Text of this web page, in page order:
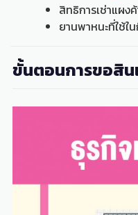
สิทธิการเช่าแผง
ยานพาหนะที่ใช้ใ
ขั้นตอนการขอสิ